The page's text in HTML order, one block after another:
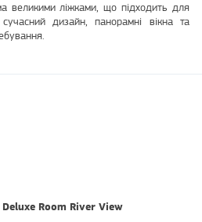
великими ліжками, що підходить для
дизайн, панорамні вікна та
Room River View